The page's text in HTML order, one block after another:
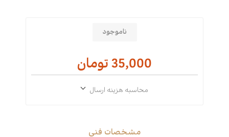
ناموجود
35,000 تومان
محاسبه هزینه ارسال
مشخصات فنی